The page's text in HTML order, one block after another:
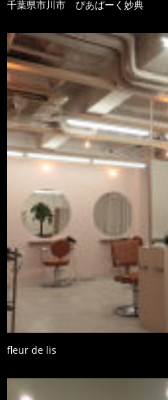
千葉県市川市 ぴあぱーく妙典
fleur de lis